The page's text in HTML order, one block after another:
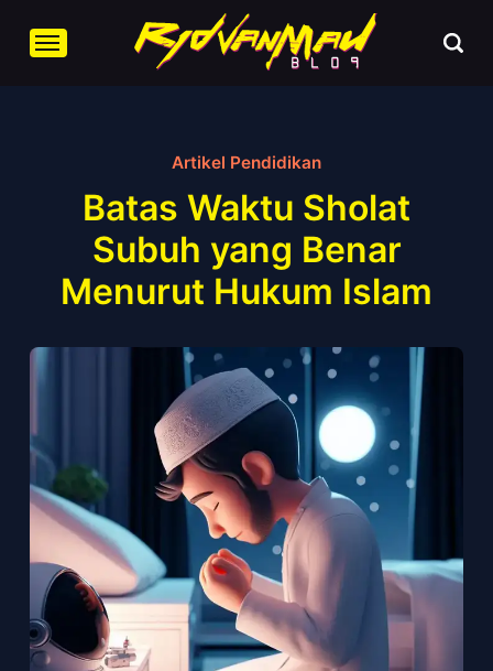
Artikel Pendidikan
Batas Waktu Sholat
Subuh yang Benar
Menurut Hukum Islam